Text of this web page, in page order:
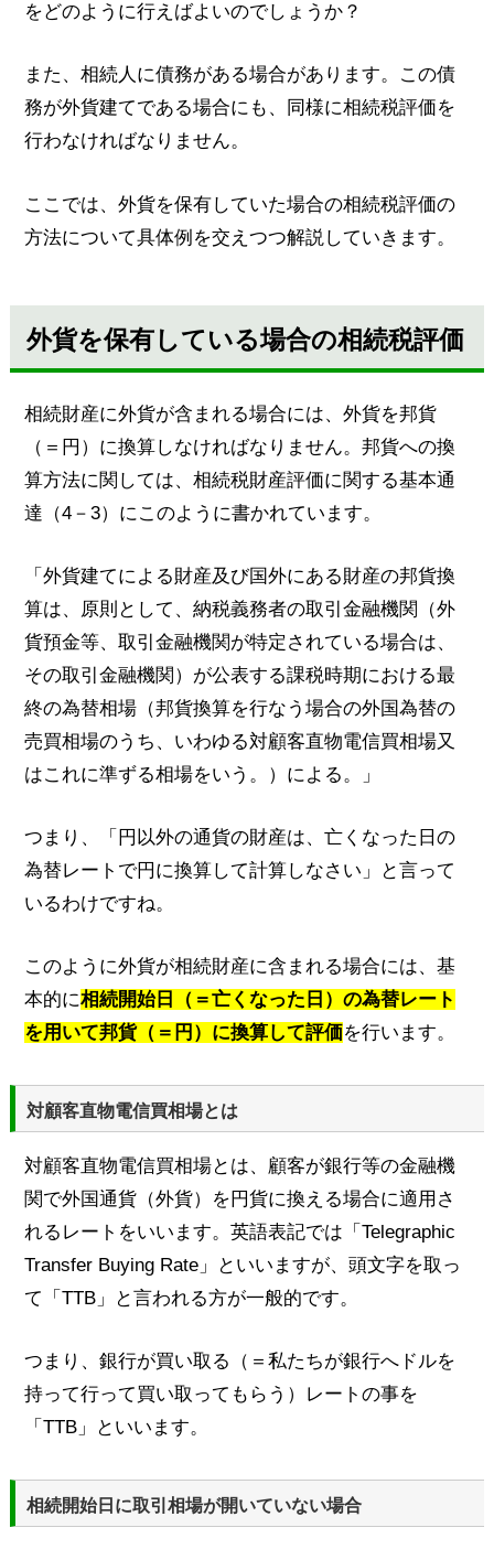
をどのように行えばよいのでしょうか？
また、相続人に債務がある場合があります。この債
務が外貨建てである場合にも、同様に相続税評価を
行わなければなりません。
ここでは、外貨を保有していた場合の相続税評価の
方法について具体例を交えつつ解説していきます。
外貨を保有している場合の相続税評価
相続財産に外貨が含まれる場合には、外貨を邦貨
（＝円）に換算しなければなりません。邦貨への換
算方法に関しては、相続税財産評価に関する基本通
達（4－3）にこのように書かれています。
「外貨建てによる財産及び国外にある財産の邦貨換
算は、原則として、納税義務者の取引金融機関（外
貨預金等、取引金融機関が特定されている場合は、
その取引金融機関）が公表する課税時期における最
終の為替相場（邦貨換算を行なう場合の外国為替の
売買相場のうち、いわゆる対顧客直物電信買相場又
はこれに準ずる相場をいう。）による。」
つまり、「円以外の通貨の財産は、亡くなった日の
為替レートで円に換算して計算しなさい」と言って
いるわけですね。
このように外貨が相続財産に含まれる場合には、基
本的に相続開始日（＝亡くなった日）の為替レート
を用いて邦貨（＝円）に換算して評価を行います。
対顧客直物電信買相場とは
対顧客直物電信買相場とは、顧客が銀行等の金融機
関で外国通貨（外貨）を円貨に換える場合に適用さ
れるレートをいいます。英語表記では「Telegraphic
Transfer Buying Rate」といいますが、頭文字を取っ
て「TTB」と言われる方が一般的です。
つまり、銀行が買い取る（＝私たちが銀行へドルを
持って行って買い取ってもらう）レートの事を
「TTB」といいます。
相続開始日に取引相場が開いていない場合